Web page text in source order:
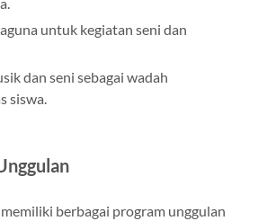
untuk kegiatan seni dan
dan seni sebagai wadah
siswa.
berbagai program unggulan